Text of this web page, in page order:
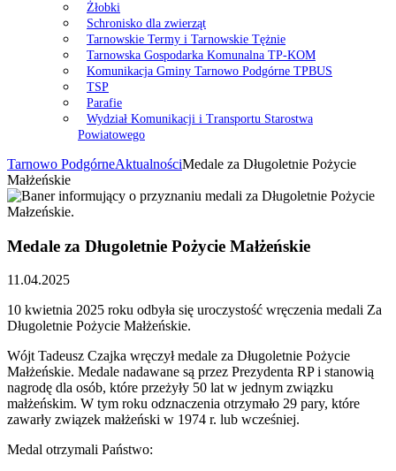
Żłobki
Schronisko dla zwierząt
Tarnowskie Termy i Tarnowskie Tężnie
Tarnowska Gospodarka Komunalna TP-KOM
Komunikacja Gminy Tarnowo Podgórne TPBUS
TSP
Parafie
Wydział Komunikacji i Transportu Starostwa
Powiatowego
Tarnowo PodgórneAktualnościMedale za Długoletnie Pożycie
Małżeńskie
Medale za Długoletnie Pożycie Małżeńskie
11.04.2025
10 kwietnia 2025 roku odbyła się uroczystość wręczenia medali Za
Długoletnie Pożycie Małżeńskie.
Wójt Tadeusz Czajka wręczył medale za Długoletnie Pożycie
Małżeńskie. Medale nadawane są przez Prezydenta RP i stanowią
nagrodę dla osób, które przeżyły 50 lat w jednym związku
małżeńskim. W tym roku odznaczenia otrzymało 29 pary, które
zawarły związek małżeński w 1974 r. lub wcześniej.
Medal otrzymali Państwo: